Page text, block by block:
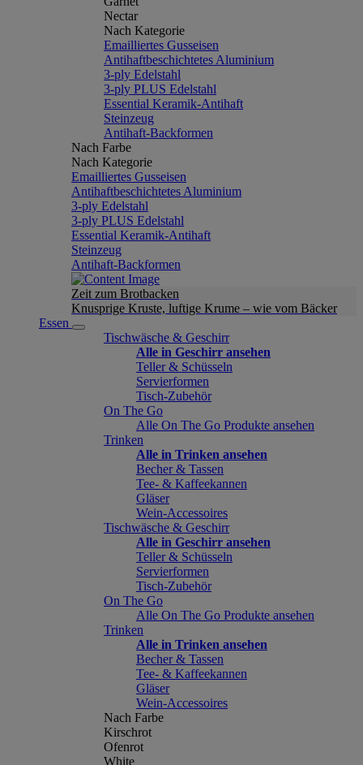
Nectar
Nach Kategorie
Emailliertes Gusseisen
Antihaftbeschichtetes Aluminium
3-ply Edelstahl
3-ply PLUS Edelstahl
Essential Keramik-Antihaft
Steinzeug
Antihaft-Backformen
Nach Farbe
Nach Kategorie
Emailliertes Gusseisen
Antihaftbeschichtetes Aluminium
3-ply Edelstahl
3-ply PLUS Edelstahl
Essential Keramik-Antihaft
Steinzeug
Antihaft-Backformen
Zeit zum Brotbacken
Knusprige Kruste, luftige Krume – wie vom Bäcker
Essen
Tischwäsche & Geschirr
Alle in Geschirr ansehen
Teller & Schüsseln
Servierformen
Tisch-Zubehör
On The Go
Alle On The Go Produkte ansehen
Trinken
Alle in Trinken ansehen
Becher & Tassen
Tee- & Kaffeekannen
Gläser
Wein-Accessoires
Tischwäsche & Geschirr
Alle in Geschirr ansehen
Teller & Schüsseln
Servierformen
Tisch-Zubehör
On The Go
Alle On The Go Produkte ansehen
Trinken
Alle in Trinken ansehen
Becher & Tassen
Tee- & Kaffeekannen
Gläser
Wein-Accessoires
Nach Farbe
Kirschrot
Ofenrot
White